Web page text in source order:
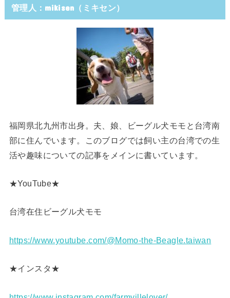
管理人：mikisen（ミキセン）
福岡県北九州市出身。夫、娘、ビーグル犬モモと台湾南
部に住んでいます。このブログでは飼い主の台湾での生
活や趣味についての記事をメインに書いています。
★YouTube★
台湾在住ビーグル犬モモ
https://www.youtube.com/@Momo-the-Beagle.taiwan
★インスタ★